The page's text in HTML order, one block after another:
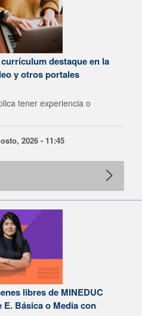
destaque en la
y otros portales
tener experiencia o
2026 - 11:45
libres de MINEDUC
Básica o Media con